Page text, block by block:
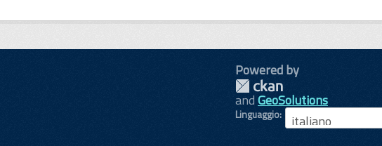
Powered by
andGeoSolutions
Linguaggio